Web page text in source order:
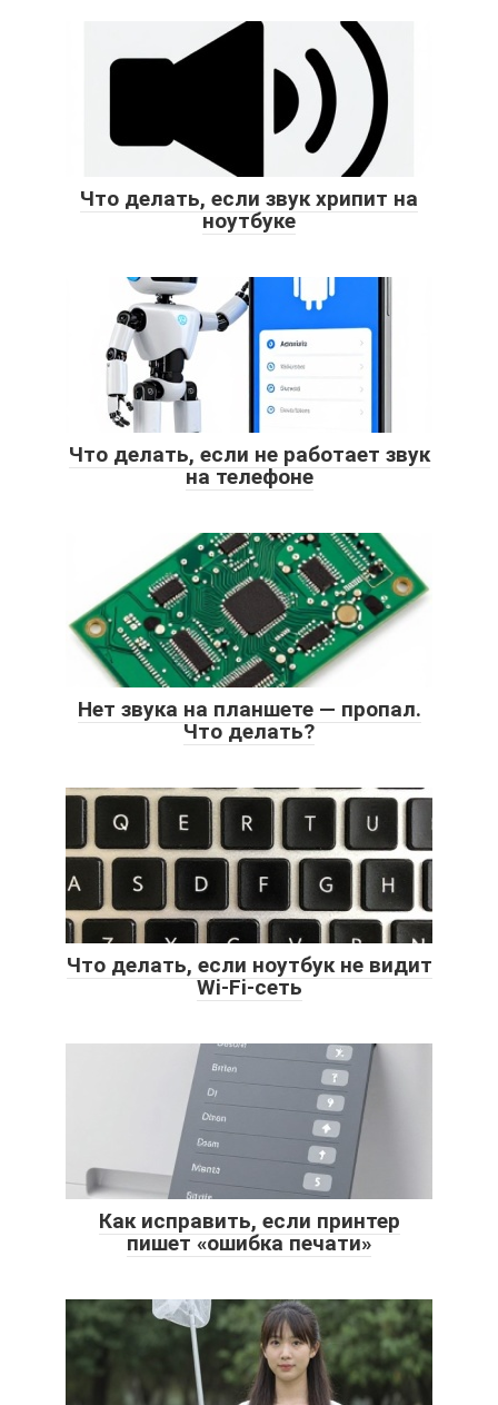
Что делать, если звук хрипит на
ноутбуке
Что делать, если не работает звук
на телефоне
Нет звука на планшете — пропал.
Что делать?
Что делать, если ноутбук не видит
Wi-Fi-сеть
Как исправить, если принтер
пишет «ошибка печати»